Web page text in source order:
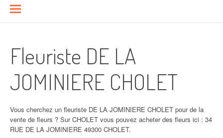
Fleuriste DE LA
JOMINIERE CHOLET
Vous cherchez un fleuriste DE LA JOMINIERE CHOLET pour de la
vente de fleurs ? Sur CHOLET vous pouvez acheter des fleurs ici : 34
RUE DE LA JOMINIERE 49300 CHOLET.